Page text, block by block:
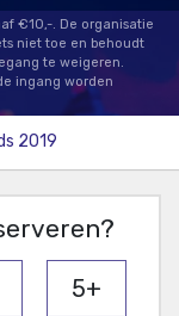
€10,-. De organisatie
niet toe en behoudt
te weigeren.
ingang worden
2019
5+